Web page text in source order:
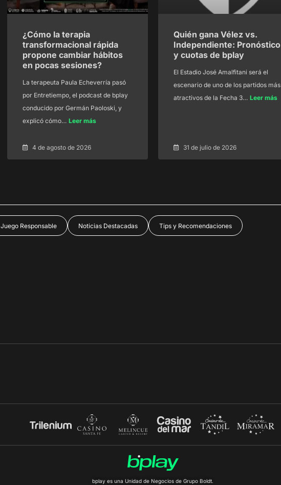
¿Cómo la terapia
transformacional rápida
propone cambiar hábitos
en pocas sesiones?
La terapeuta Paula Echeverría pasó
por Entretiempo, el podcast de bplay
conducido por Germán Paoloski, y
explicó cómo… Leer más
4 de agosto de 2026
Quién gana Vélez vs.
Independiente: Pronóstico
y cuotas de bplay
El Estadio José Amalfitani será el
escenario de uno de los partidos más
atractivos de la Fecha 3… Leer más
31 de julio de 2026
Juego Responsable Noticias Destacadas Tips y Recomendaciones
bplay es una Unidad de Negocios de Grupo Boldt.